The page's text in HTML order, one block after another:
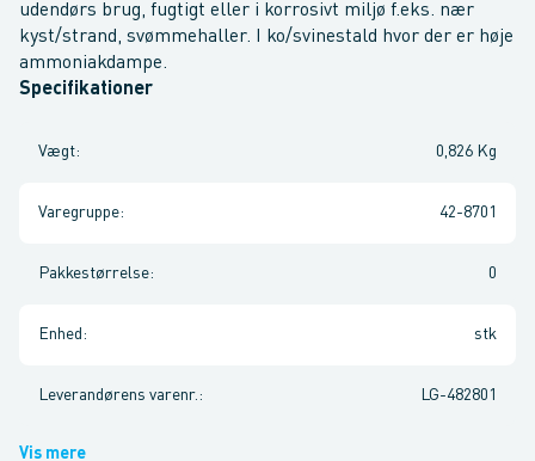
udendørs brug, fugtigt eller i korrosivt miljø f.eks. nær
kyst/strand, svømmehaller. I ko/svinestald hvor der er høje
ammoniakdampe.
Specifikationer
Vægt: 0,826 Kg
Varegruppe: 42-8701
Pakkestørrelse: 0
Enhed : stk
Leverandørens varenr. : LG-482801
Vis mere